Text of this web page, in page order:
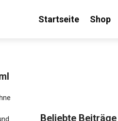
Startseite Shop
Beliebte Beiträge